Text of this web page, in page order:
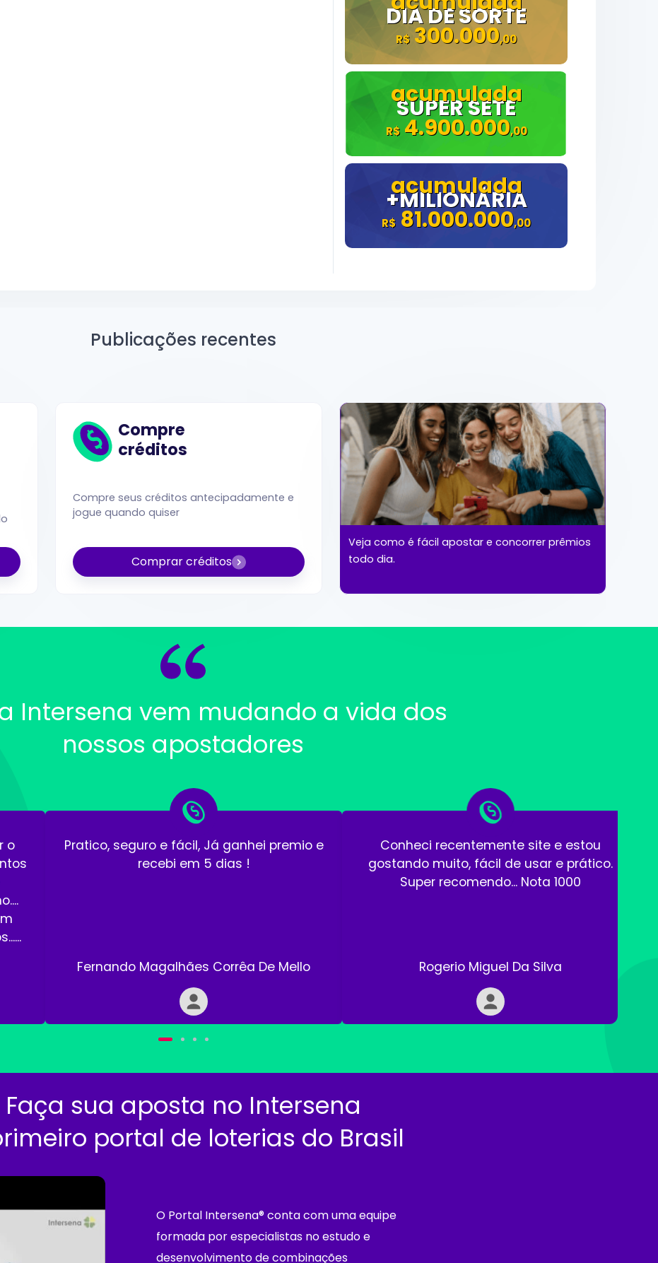
DIA DE SORTE
300.000
SUPER SETE
4.900.000
+MILIONÁRIA
81.000.000
Publicações recentes
Compre
créditos
Compre seus créditos antecipadamente e
jogue quando quiser
Comprar créditos
Veja como é fácil apostar e concorrer prêmios
todo dia.
Intersena vem mudando a vida dos
nossos apostadores
o
Pratico, seguro e fácil, Já ganhei premio e
recebi em 5 dias !
Fernando Magalhães Corrêa De Mello
Conheci recentemente site e estou
gostando muito, fácil de usar e prático.
Super recomendo... Nota 1000
Rogerio Miguel Da Silva
Faça sua aposta no Intersena
portal de loterias do Brasil
O Portal Intersena® conta com uma equipe
formada por especialistas no estudo e
desenvolvimento de combinações